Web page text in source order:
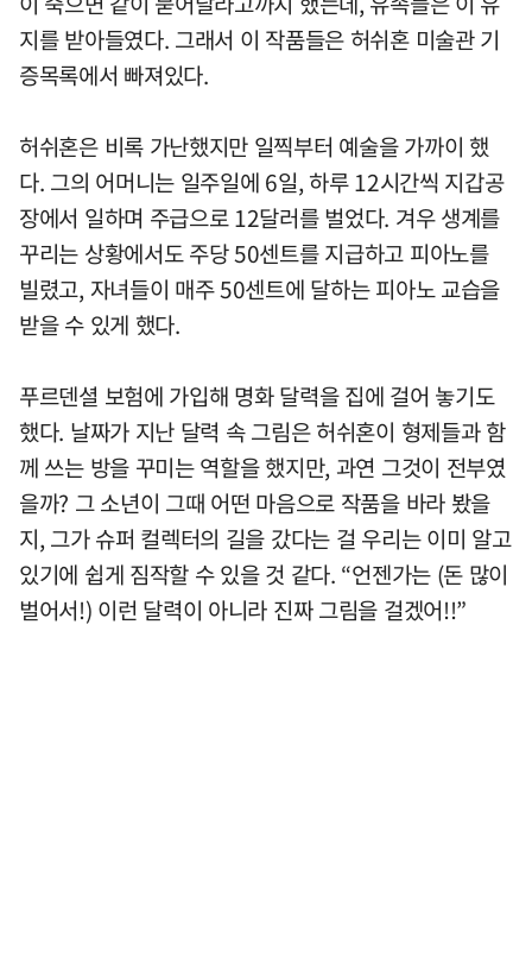
지를 받아들였다. 그래서 이 작품들은 허쉬혼 미술관 기
증목록에서 빠져있다.
허쉬혼은 비록 가난했지만 일찍부터 예술을 가까이 했
다. 그의 어머니는 일주일에 6일, 하루 12시간씩 지갑공
장에서 일하며 주급으로 12달러를 벌었다. 겨우 생계를
꾸리는 상황에서도 주당 50센트를 지급하고 피아노를
빌렸고, 자녀들이 매주 50센트에 달하는 피아노 교습을
받을 수 있게 했다.
푸르덴셜 보험에 가입해 명화 달력을 집에 걸어 놓기도
했다. 날짜가 지난 달력 속 그림은 허쉬혼이 형제들과 함
께 쓰는 방을 꾸미는 역할을 했지만, 과연 그것이 전부였
을까? 그 소년이 그때 어떤 마음으로 작품을 바라 봤을
지, 그가 슈퍼 컬렉터의 길을 갔다는 걸 우리는 이미 알고
있기에 쉽게 짐작할 수 있을 것 같다. “언젠가는 (돈 많이
벌어서!) 이런 달력이 아니라 진짜 그림을 걸겠어!!”